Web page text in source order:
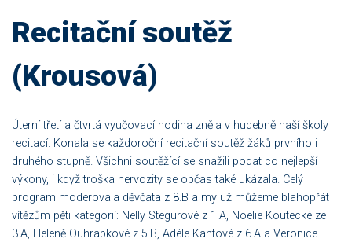
Recitační soutěž
(Krousová)
Úterní třetí a čtvrtá vyučovací hodina zněla v hudebně naší školy
recitací. Konala se každoroční recitační soutěž žáků prvního i
druhého stupně. Všichni soutěžící se snažili podat co nejlepší
výkony, i když troška nervozity se občas také ukázala. Celý
program moderovala děvčata z 8.B a my už můžeme blahopřát
vítězům pěti kategorií: Nelly Stegurové z 1.A, Noelie Koutecké ze
3.A, Heleně Ouhrabkové z 5.B, Adéle Kantové z 6.A a Veronice